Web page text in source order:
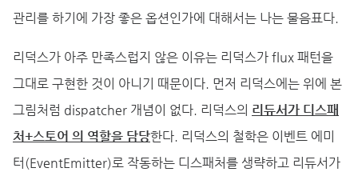
관리를 하기에 가장 좋은 옵션인가에 대해서는 나는 물음표다.
리덕스가 아주 만족스럽지 않은 이유는 리덕스가 flux 패턴을
그대로 구현한 것이 아니기 때문이다. 먼저 리덕스에는 위에 본
그림처럼 dispatcher 개념이 없다. 리덕스의 리듀서가 디스패
처+스토어 의 역할을 담당한다. 리덕스의 철학은 이벤트 에미
터(EventEmitter)로 작동하는 디스패처를 생략하고 리듀서가